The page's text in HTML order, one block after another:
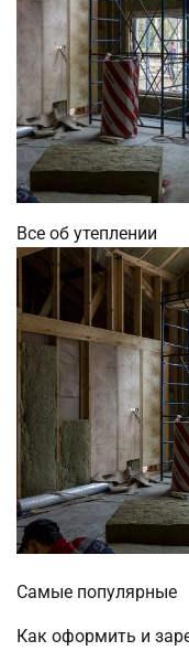
Все об утеплении
Самые популярные
Как оформить и